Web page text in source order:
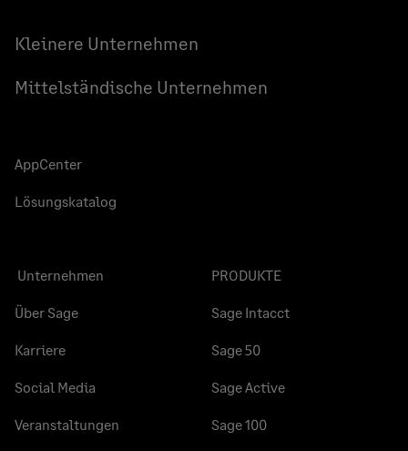
Kleinere Unternehmen
Mittelständische Unternehmen
AppCenter
Lösungskatalog
Unternehmen
Über Sage
Karriere
Social Media
Veranstaltungen
PRODUKTE
Sage Intacct
Sage 50
Sage Active
Sage 100